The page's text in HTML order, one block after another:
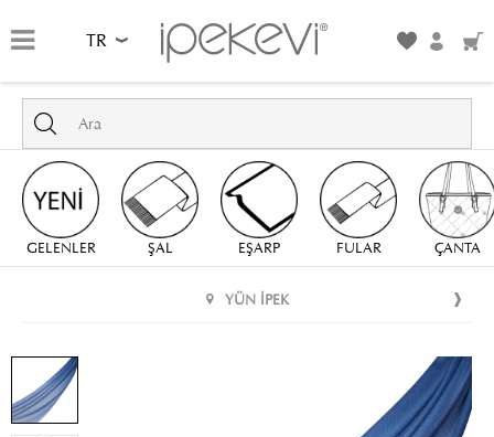
TR
GELENLER ŞAL EŞARP FULAR ÇANTA
YÜN İPEK